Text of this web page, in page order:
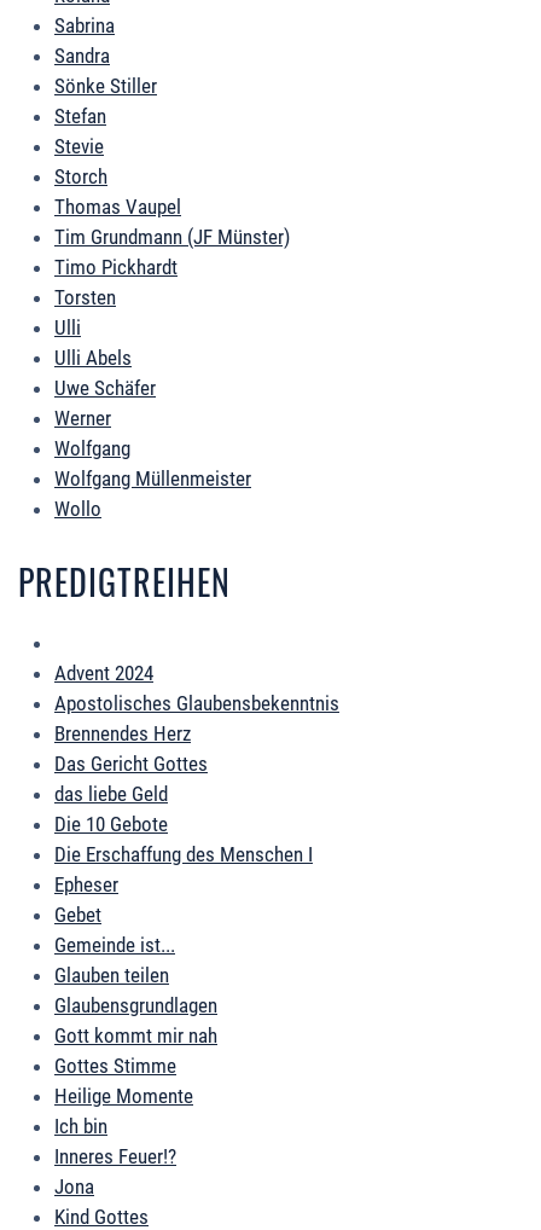
Sabrina
Sandra
Sönke Stiller
Stefan
Stevie
Storch
Thomas Vaupel
Tim Grundmann (JF Münster)
Timo Pickhardt
Torsten
Ulli
Ulli Abels
Uwe Schäfer
Werner
Wolfgang
Wolfgang Müllenmeister
Wollo
PREDIGTREIHEN
Advent 2024
Apostolisches Glaubensbekenntnis
Brennendes Herz
Das Gericht Gottes
das liebe Geld
Die 10 Gebote
Die Erschaffung des Menschen I
Epheser
Gebet
Gemeinde ist...
Glauben teilen
Glaubensgrundlagen
Gott kommt mir nah
Gottes Stimme
Heilige Momente
Ich bin
Inneres Feuer!?
Jona
Kind Gottes